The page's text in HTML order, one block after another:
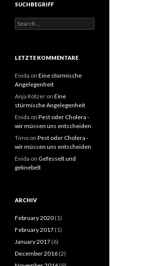
SUCHBEGRIFF
Search
for:
LETZTE KOMMENTARE
Enida on Eine stürmische
Angelegenheit
Anja Rötzer on Eine
stürmische Angelegenheit
Enida on Pest oder Cholera -
wir müssen uns entscheiden
Timo on Pest oder Cholera -
wir müssen uns entscheiden
Enida on Gefesselt und
geknebelt
ARCHIV
February 2020 (1)
February 2017 (1)
January 2017 (6)
December 2016 (2)